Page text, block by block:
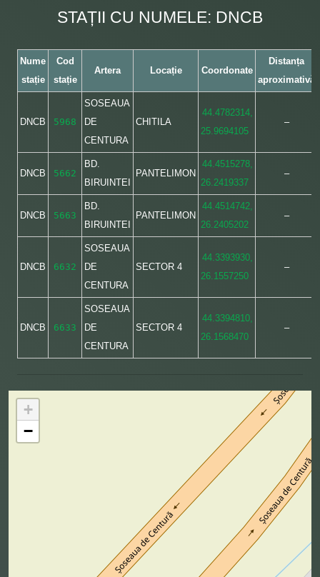
STAȚII CU NUMELE: DNCB
Nume
stație
Cod
stație
Artera Locație Coordonate
Distanța
aproximativă
DNCB 5968
SOSEAUA
DE
CENTURA
CHITILA
44.4782314,
25.9694105
–
DNCB 5662
BD.
BIRUINTEI
PANTELIMON
44.4515278,
26.2419337
–
DNCB 5663
BD.
BIRUINTEI
PANTELIMON
44.4514742,
26.2405202
–
DNCB 6632
SOSEAUA
DE
CENTURA
SECTOR 4
44.3393930,
26.1557250
–
DNCB 6633
SOSEAUA
DE
CENTURA
SECTOR 4
44.3394810,
26.1568470
–
+
−